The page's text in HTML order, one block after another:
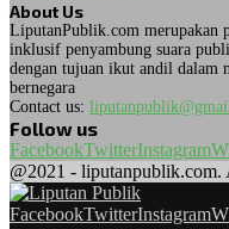
About Us
LiputanPublik.com merupakan
inklusif penyambung suara
dengan tujuan ikut andil dalam
bernegara
Contact us:
Follow us
FacebookTwitterInstagram
@2021 - liputanpublik.com.
FacebookTwitterInstagram